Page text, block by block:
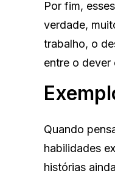
Por fim,
verdade,
trabalho, o
entre o dever
Quando
habilidades
histórias